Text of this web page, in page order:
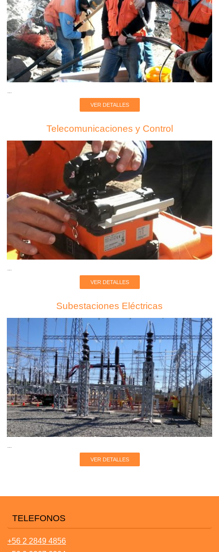
VER DETALLES
Telecomunicaciones y Control
VER DETALLES
Subestaciones Eléctricas
VER DETALLES
TELEFONOS
+56 2 2849 4856